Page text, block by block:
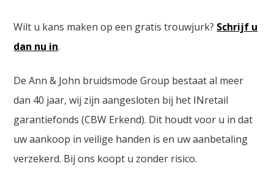
Wilt u kans maken op een gratis trouwjurk? Schrijf u
dan nu in.
De Ann & John bruidsmode Group bestaat al meer
dan 40 jaar, wij zijn aangesloten bij het INretail
garantiefonds (CBW Erkend). Dit houdt voor u in dat
uw aankoop in veilige handen is en uw aanbetaling
verzekerd. Bij ons koopt u zonder risico.